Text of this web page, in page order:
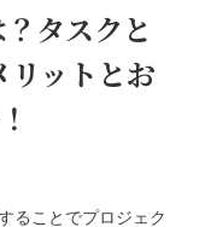
タスクと
ットとお
ることでプロジェク